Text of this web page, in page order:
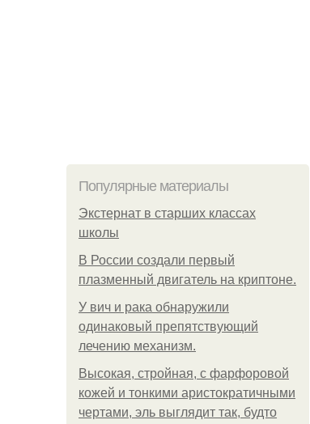
Популярные материалы
Экстернат в старших классах
школы
В России создали первый
плазменный двигатель на криптоне.
У вич и рака обнаружили
одинаковый препятствующий
лечению механизм.
Высокая, стройная, с фарфоровой
кожей и тонкими аристократичными
чертами, эль выглядит так, будто